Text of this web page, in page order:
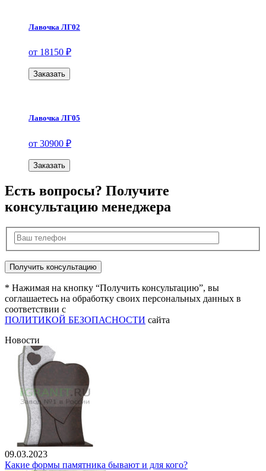
Лавочка ЛГ02
от 18150 ₽
Заказать
Лавочка ЛГ05
от 30900 ₽
Заказать
Есть вопросы? Получите
консультацию менеджера
* Нажимая на кнопку “Получить консультацию”, вы
соглашаетесь на обработку своих персональных данных в
соответствии с
ПОЛИТИКОЙ БЕЗОПАСНОСТИ сайта
Новости
09.03.2023
Какие формы памятника бывают и для кого?